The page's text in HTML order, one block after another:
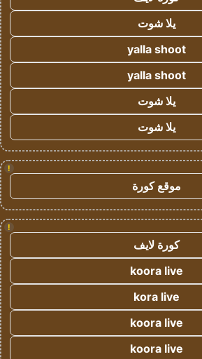
يلا شوت
yalla shoot
yalla shoot
يلا شوت
يلا شوت
!
موقع كورة
!
كورة لايف
koora live
kora live
koora live
koora live